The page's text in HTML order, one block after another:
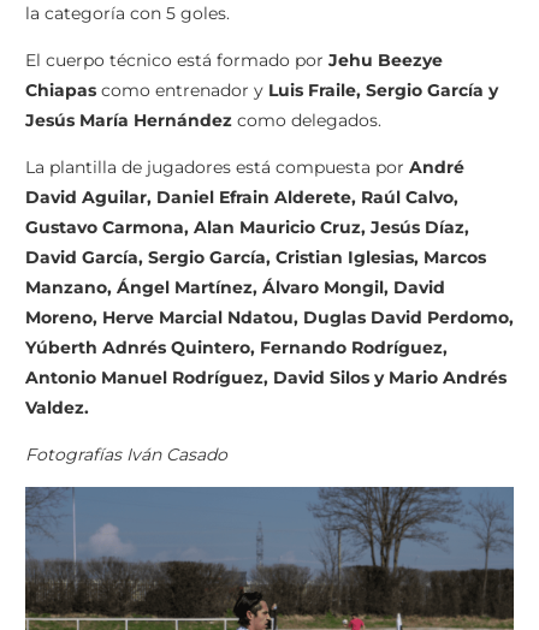
la categoría con 5 goles.
El cuerpo técnico está formado por Jehu Beezye
Chiapas como entrenador y Luis Fraile, Sergio García y
Jesús María Hernández como delegados.
La plantilla de jugadores está compuesta por André
David Aguilar, Daniel Efrain Alderete, Raúl Calvo,
Gustavo Carmona, Alan Mauricio Cruz, Jesús Díaz,
David García, Sergio García, Cristian Iglesias, Marcos
Manzano, Ángel Martínez, Álvaro Mongil, David
Moreno, Herve Marcial Ndatou, Duglas David Perdomo,
Yúberth Adnrés Quintero, Fernando Rodríguez,
Antonio Manuel Rodríguez, David Silos y Mario Andrés
Valdez.
Fotografías Iván Casado